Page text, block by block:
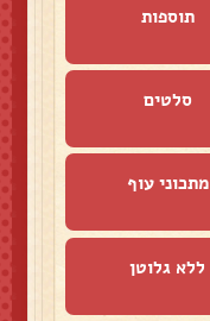
תוספות
סלטים
מתכוני עוף
ללא גלוטן